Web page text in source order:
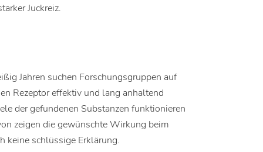
Juckreiz.
Jahren suchen Forschungsgruppen auf
Rezeptor effektiv und lang anhaltend
der gefundenen Substanzen funktionieren
zeigen die gewünschte Wirkung beim
keine schlüssige Erklärung.